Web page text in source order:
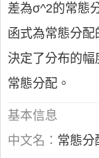
差為σ^2的常態
函式為常態分
決定了分布的
常態分配。
基本信息
中文名： 常態分